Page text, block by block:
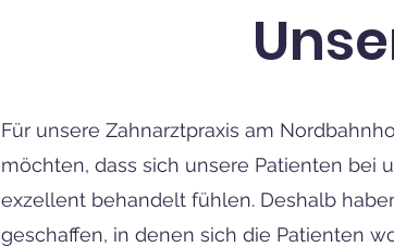
Für unsere Zahnarztpraxis am
möchten, dass sich unsere Patienten bei
exzellent behandelt fühlen. Deshalb
geschaffen, in denen sich die Patienten